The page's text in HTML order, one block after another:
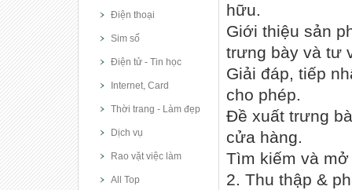
Điện thoại
Sim số
Điện tử - Tin học
Internet, Card
Thời trang - Làm đẹp
Dịch vụ
Rao vặt việc làm
All Top
hữu.
Giới thiệu sản
trưng bày và tư
Giải đáp, tiếp
cho phép.
Đề xuất trưng
cửa hàng.
Tìm kiếm và
2. Thu thập &